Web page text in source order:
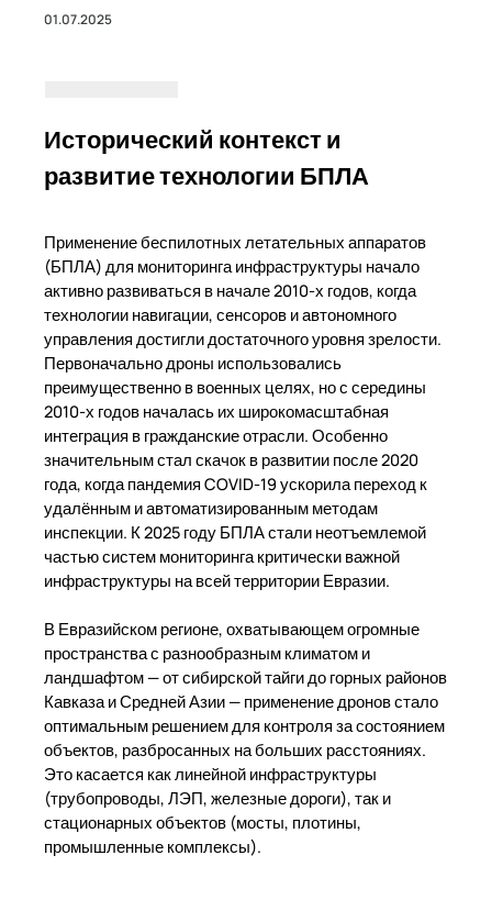
01.07.2025
Исторический контекст и
развитие технологии БПЛА
Применение беспилотных летательных аппаратов
(БПЛА) для мониторинга инфраструктуры начало
активно развиваться в начале 2010-х годов, когда
технологии навигации, сенсоров и автономного
управления достигли достаточного уровня зрелости.
Первоначально дроны использовались
преимущественно в военных целях, но с середины
2010-х годов началась их широкомасштабная
интеграция в гражданские отрасли. Особенно
значительным стал скачок в развитии после 2020
года, когда пандемия COVID-19 ускорила переход к
удалённым и автоматизированным методам
инспекции. К 2025 году БПЛА стали неотъемлемой
частью систем мониторинга критически важной
инфраструктуры на всей территории Евразии.
В Евразийском регионе, охватывающем огромные
пространства с разнообразным климатом и
ландшафтом — от сибирской тайги до горных районов
Кавказа и Средней Азии — применение дронов стало
оптимальным решением для контроля за состоянием
объектов, разбросанных на больших расстояниях.
Это касается как линейной инфраструктуры
(трубопроводы, ЛЭП, железные дороги), так и
стационарных объектов (мосты, плотины,
промышленные комплексы).